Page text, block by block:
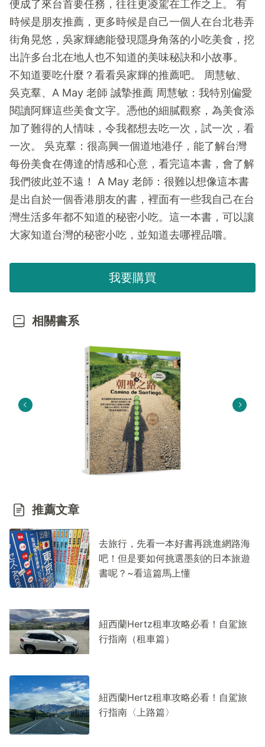
便成了來台首要任務，往往更凌駕在工作之上。 有
時候是朋友推薦，更多時候是自己一個人在台北巷弄
街角晃悠，吳家輝總能發現隱身角落的小吃美食，挖
出許多台北在地人也不知道的美味秘訣和小故事。
不知道要吃什麼？看看吳家輝的推薦吧。 周慧敏、
吳克羣、A May 老師 誠摯推薦 周慧敏：我特別偏愛
閱讀阿輝這些美食文字。憑他的細膩觀察，為美食添
加了難得的人情味，令我都想去吃一次，試一次，看
一次。 吳克羣：很高興一個道地港仔，能了解台灣
每份美食在傳達的情感和心意，看完這本書，會了解
我們彼此並不遠！ A May 老師：很難以想像這本書
是出自於一個香港朋友的書，裡面有一些我自己在台
灣生活多年都不知道的秘密小吃。這一本書，可以讓
大家知道台灣的秘密小吃，並知道去哪裡品嚐。
我要購買
相關書系
推薦文章
去旅行，先看一本好書再跳進網路海
吧！但是要如何挑選墨刻的日本旅遊
書呢？~看這篇馬上懂
紐西蘭Hertz租車攻略必看！自駕旅
行指南（租車篇）
紐西蘭Hertz租車攻略必看！自駕旅
行指南〈上路篇〉